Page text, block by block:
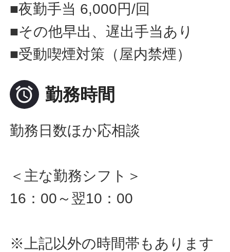
■夜勤手当 6,000円/回
■その他早出、遅出手当あり
■受動喫煙対策（屋内禁煙）
 勤務時間
勤務日数ほか応相談
＜主な勤務シフト＞
16：00～翌10：00
※上記以外の時間帯もあります